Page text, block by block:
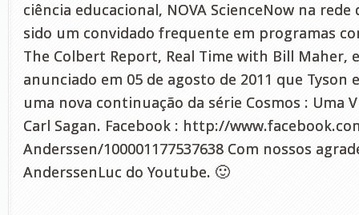
ciência educacional, NOVA ScienceNow na rede
sido um convidado frequente em programas
The Colbert Report, Real Time with Bill Maher,
anunciado em 05 de agosto de 2011 que Tyson
uma nova continuação da série Cosmos : Uma
Carl Sagan. Facebook : http://
Anderssen/100001177537638 Com nossos
AnderssenLuc do Youtube. 🙂